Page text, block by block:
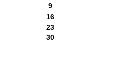
9
16
23
30